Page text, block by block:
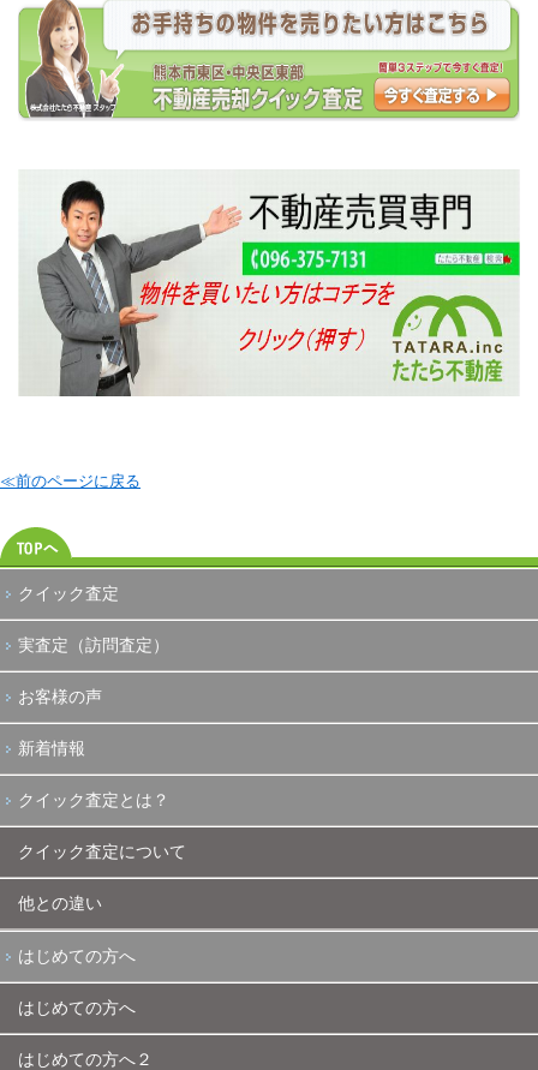
≪前のページに戻る
クイック査定
実査定（訪問査定）
お客様の声
新着情報
クイック査定とは？
クイック査定について
他との違い
はじめての方へ
はじめての方へ
はじめての方へ２